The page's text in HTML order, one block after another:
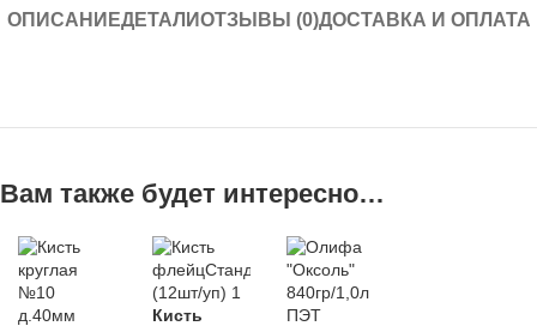
ОПИСАНИЕДЕТАЛИОТЗЫВЫ (0)ДОСТАВКА И ОПЛАТА
Вам также будет интересно…
Кисть